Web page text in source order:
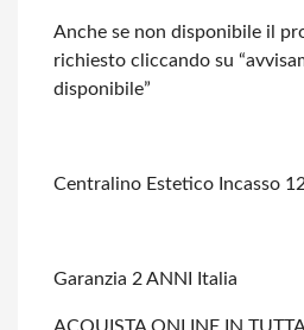
Anche se non disponibile il
richiesto cliccando su
disponibile”
Centralino Estetico Incasso
Garanzia 2 ANNI Italia